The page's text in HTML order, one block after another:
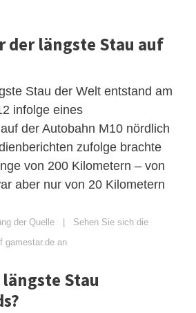
der längste Stau auf
Stau der Welt entstand am
infolge eines
der Autobahn M10 nördlich
zufolge brachte
von 200 Kilometern – von
aber nur von 20 Kilometern
der Quelle
Sehen Sie sich die
gamestar.de an
Stau